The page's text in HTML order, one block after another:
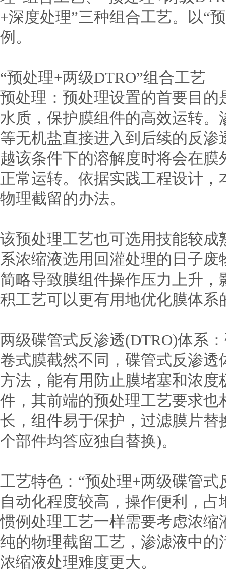
+深度处理”三种组合工艺。以“
例。
“预处理+两级DTRO”组合工艺
预处理：预处理设置的首要目
水质，保护膜组件的高效运转
等无机盐直接进入到后续的反
越该条件下的溶解度时将会在
正常运转。依据实践工程设计
物理截留的办法。
该预处理工艺也可选用技能较
系浓缩液选用回灌处理的日子
简略导致膜组件操作压力上升
积工艺可以更有用地优化膜体系
两级碟管式反渗透(DTRO)体系
卷式膜截然不同，碟管式反渗
方法，能有用防止膜堵塞和浓
件，其前端的预处理工艺要求
长，组件易于保护，过滤膜片
个部件均答应独自替换)。
工艺特色：“预处理+两级碟管
自动化程度较高，操作便利，
惯例处理工艺一样需要考虑浓
纯的物理截留工艺，渗滤液中
浓缩液处理难度更大。